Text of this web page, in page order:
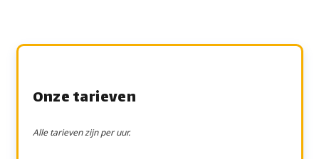
Onze tarieven
Alle tarieven zijn per uur.